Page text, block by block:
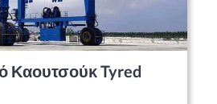
Καουτσούκ Tyred